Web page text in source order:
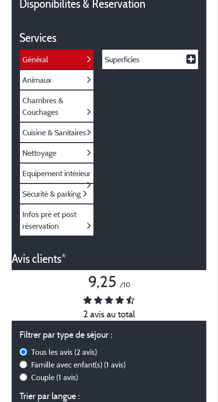
Disponibilités & Réservation
Services
Général
Animaux
Chambres &
Couchages
Cuisine & Sanitaires
Nettoyage
Equipement intérieur
Sécurité & parking
Infos pré et post
réservation
Superficies
Avis clients*
9,25 /10
2 avis au total
Filtrer par type de séjour :
Tous les avis (2 avis)
Famille avec enfant(s) (1 avis)
Couple (1 avis)
Trier par langue :